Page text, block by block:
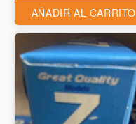
AÑADIR AL CARRITO